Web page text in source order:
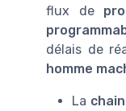
flux de
délais de
homme
La